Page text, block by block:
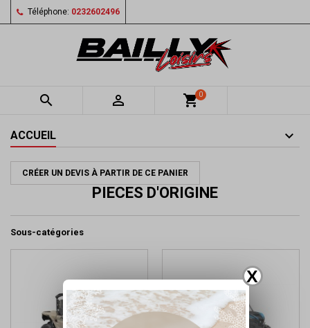
X
Téléphone: 0232602496
  shopping_cart0
ACCUEIL
CRÉER UN DEVIS À PARTIR DE CE PANIER
PIECES D'ORIGINE
Sous-catégories